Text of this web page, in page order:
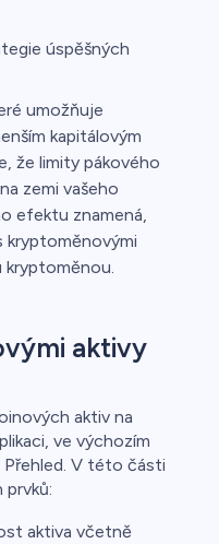
úspěšných
umožňuje
kapitálovým
že limity pákového
zemi vašeho
efektu znamená,
kryptoměnou.
aktivy
aktiv na
ve výchozím
V této části
prvků:
aktiva včetně